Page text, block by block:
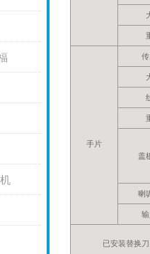
手片
盖
喇
已安装替换